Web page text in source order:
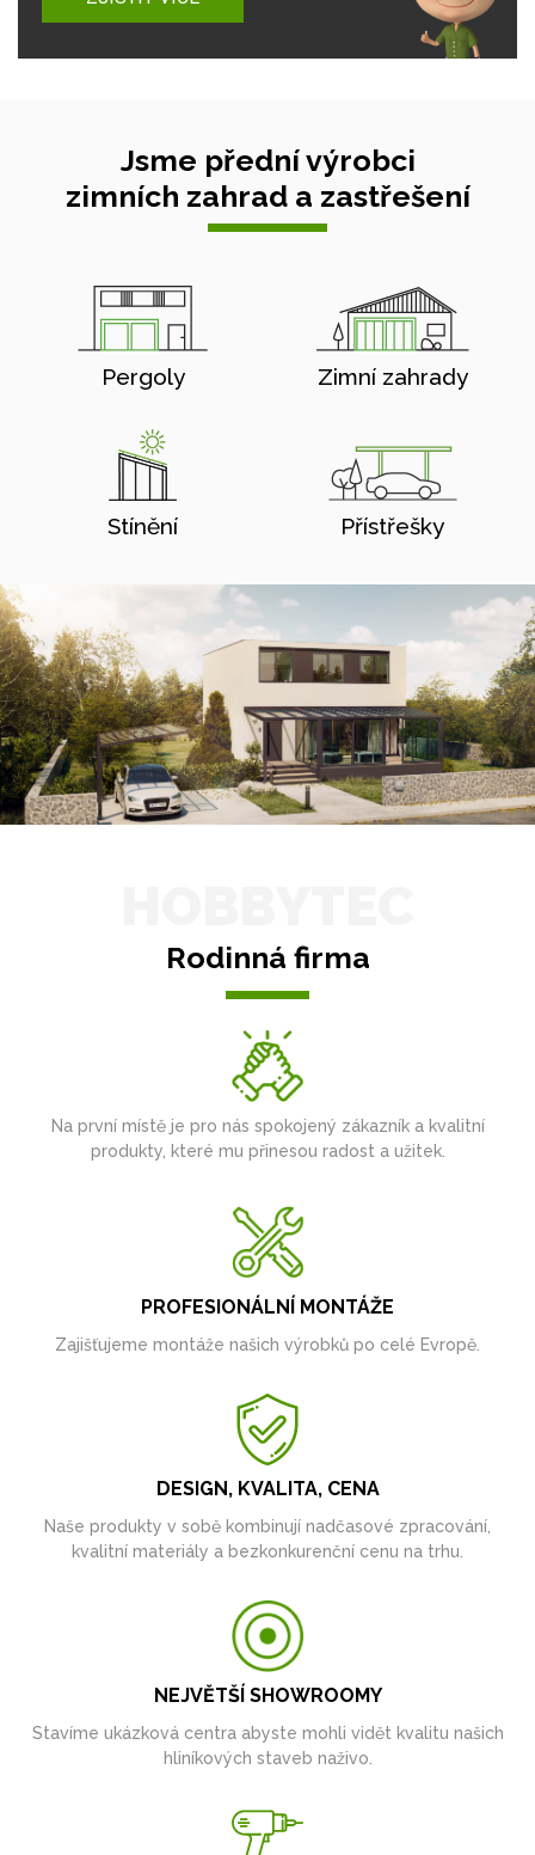
Jsme přední výrobci
zimních zahrad a zastřešení
Pergoly Zimní zahrady
Stínění Přístřešky
Rodinná firma
Na první místě je pro nás spokojený zákazník a kvalitní
produkty, které mu přinesou radost a užitek.
PROFESIONÁLNÍ MONTÁŽE
Zajišťujeme montáže našich výrobků po celé Evropě.
DESIGN, KVALITA, CENA
Naše produkty v sobě kombinují nadčasové zpracování,
kvalitní materiály a bezkonkurenční cenu na trhu.
NEJVĚTŠÍ SHOWROOMY
Stavíme ukázková centra abyste mohli vidět kvalitu našich
hliníkových staveb naživo.